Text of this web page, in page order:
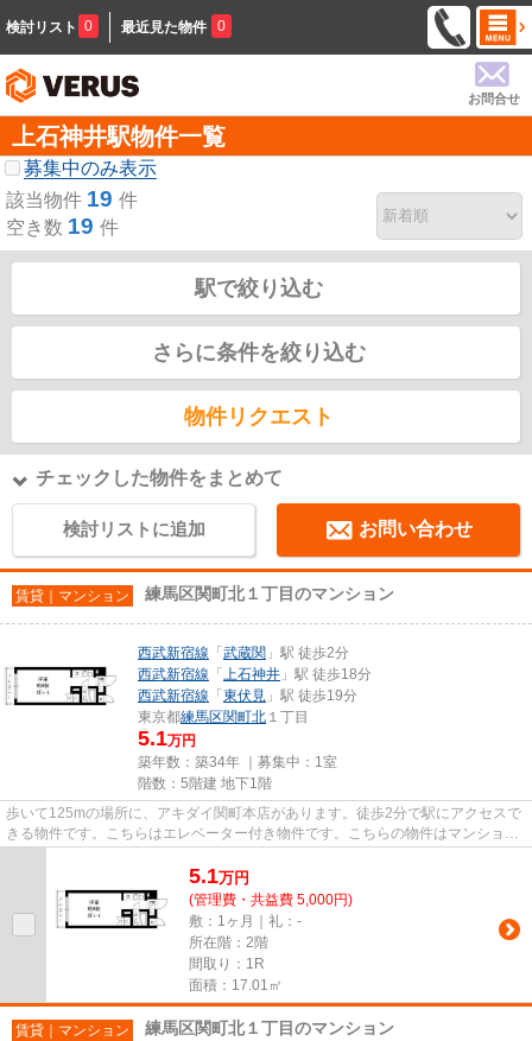
検討リスト 0 最近見た物件 0
お問合せ
上石神井駅物件一覧
募集中のみ表示
該当物件 19 件
空き数 19 件
駅で絞り込む
さらに条件を絞り込む
物件リクエスト
チェックした物件をまとめて
検討リストに追加 お問い合わせ
賃貸｜マンション 練馬区関町北１丁目のマンション
西武新宿線 「 武蔵関 」駅 徒歩2分
西武新宿線 「 上石神井 」駅 徒歩18分
西武新宿線 「 東伏見 」駅 徒歩19分
東京都練馬区関町北 １丁目
5.1万円
築年数：築34年 ｜募集中： 1室
階数：5階建 地下1階
歩いて125mの場所に、アキダイ関町本店があります。徒歩2分で駅にアクセスで
きる物件です。こちらはエレベーター付き物件です。こちらの物件はマンション
5.1万円
(管理費・共益費 5,000円)
敷：1ヶ月｜礼：-
所在階：2階
間取り：1R
面積：17.01㎡
賃貸｜マンション 練馬区関町北１丁目のマンション